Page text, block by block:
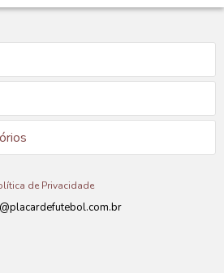
de Privacidade